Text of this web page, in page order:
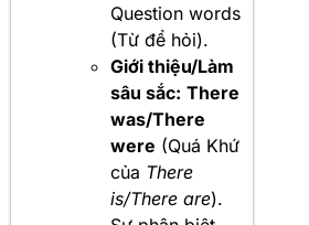
Question words
(Từ để hỏi).
Giới thiệu/Làm
sâu sắc: There
was/There
were (Quá Khứ
của There
is/There are).